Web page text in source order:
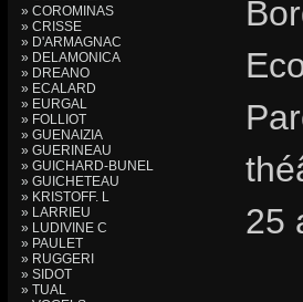
» COROMINAS
» CRISSE
» D'ARMAGNAC
» DELAMONICA
» DREANO
» ECALARD
» EURGAL
» FOLLIOT
» GUENAIZIA
» GUERINEAU
» GUICHARD-BUNEL
» GUICHETEAU
» KRISTOFF. L
» LARRIEU
» LUDIVINE C
» PAULET
» RUGGERI
» SIDOT
» TUAL
25